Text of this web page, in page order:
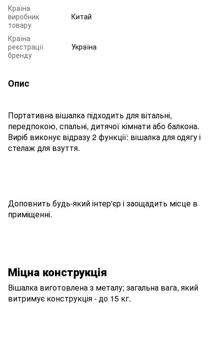
Країна
виробник
товару
Китай
Країна
реєстрації
бренду
Україна
Опис
Портативна вішалка підходить для вітальні,
передпокою, спальні, дитячої кімнати або балкона.
Виріб виконує відразу 2 функції: вішалка для одягу і
стелаж для взуття.
Доповнить будь-який інтер'єр і заощадить місце в
приміщенні.
Міцна конструкція
Вішалка виготовлена ​​з металу; загальна вага, який
витримує конструкція - до 15 кг.